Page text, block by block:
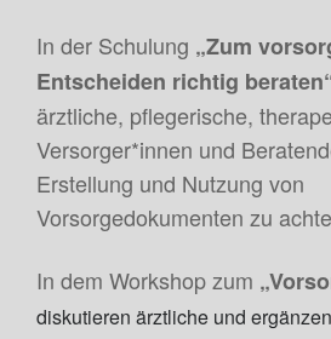
In der Schulung „Zum
Entscheiden richtig
ärztliche, pflegerische,
Versorger*innen und
Erstellung und Nutzung von
Vorsorgedokumenten zu
In dem Workshop zum
diskutieren ärztliche und